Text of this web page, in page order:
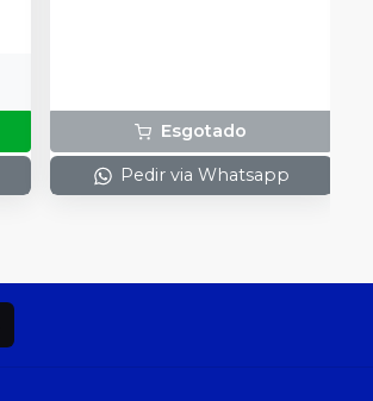
Esgotado
Pedir via Whatsapp